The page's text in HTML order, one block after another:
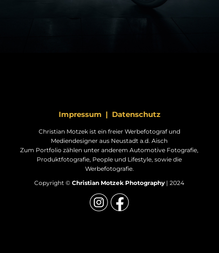
Impressum | Datenschutz
Christian Motzek ist ein freier Werbefotograf und
Mediendesigner aus Neustadt a.d. Aisch
Zum Portfolio zählen unter anderem Automotive Fotografie,
Produktfotografie, People und Lifestyle, sowie die
Werbefotografie.
Copyright ©Christian Motzek Photography | 2024